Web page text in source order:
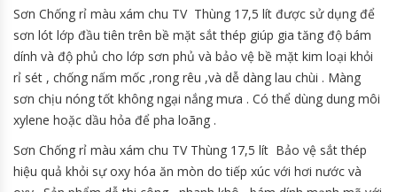
Sơn Chống rỉ màu xám chu TV Thùng 17,5 lít được sử dụng để
sơn lót lớp đầu tiên trên bề mặt sắt thép giúp gia tăng độ bám
dính và độ phủ cho lớp sơn phủ và bảo vệ bề mặt kim loại khỏi
rỉ sét , chống nấm mốc ,rong rêu ,và dễ dàng lau chùi . Màng
sơn chịu nóng tốt không ngại nắng mưa . Có thể dùng dung môi
xylene hoặc dầu hỏa để pha loãng .
Sơn Chống rỉ màu xám chu TV Thùng 17,5 lít Bảo vệ sắt thép
hiệu quả khỏi sự oxy hóa ăn mòn do tiếp xúc với hơi nước và